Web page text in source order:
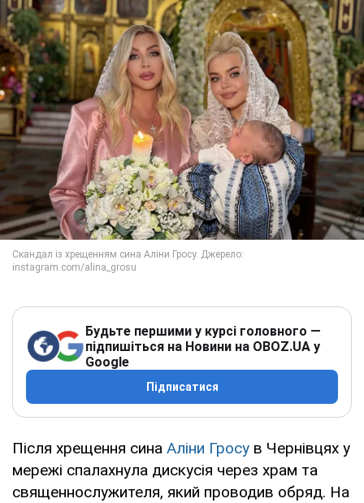
Будьте першими у курсі головного —
підпишіться на Новини на OBOZ.UA у
Google
Підписатися
Після хрещення сина Аліни Гросу в Чернівцях у
мережі спалахнула дискусія через храм та
священнослужителя, який проводив обряд. На